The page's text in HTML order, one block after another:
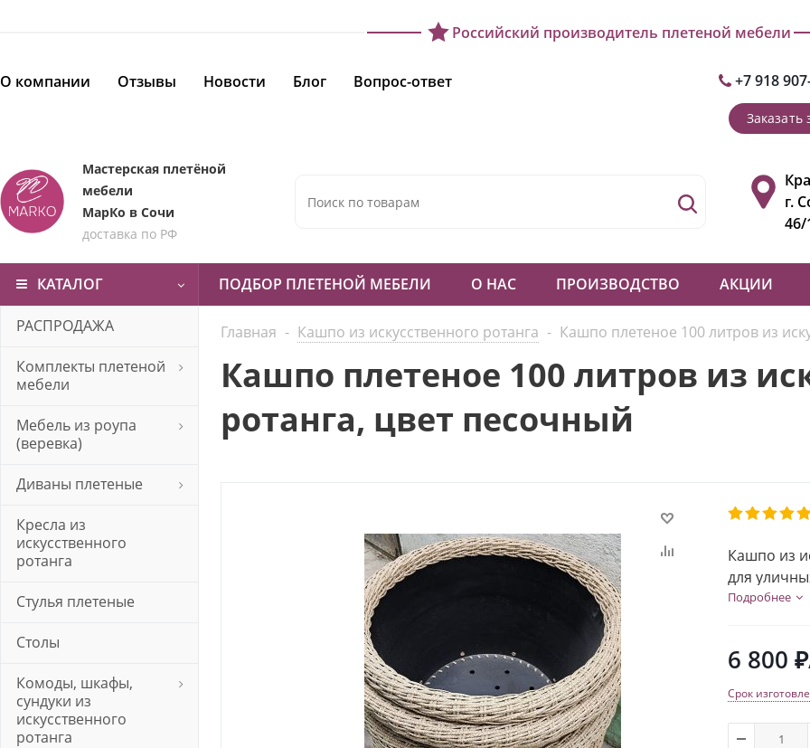
Российский производитель плетеной мебели
О компании Отзывы Новости Блог Вопрос-ответ +7 918
Заказать
Мастерская плетёной
мебели
МарКо в Сочи
доставка по РФ
г.
46/
КАТАЛОГ ПОДБОР ПЛЕТЕНОЙ МЕБЕЛИ О НАС ПРОИЗВОДСТВО АКЦИИ
РАСПРОДАЖА
Комплекты плетеной
мебели
Мебель из роупа
(веревка)
Диваны плетеные
Кресла из
искусственного
ротанга
Стулья плетеные
Столы
Комоды, шкафы,
сундуки из
искусственного
ротанга
Главная - Кашпо из искусственного ротанга - Кашпо плетеное 100 литров из
Кашпо плетеное 100 литров из
ротанга, цвет песочный
Кашпо из
для
Диаметр 67
Подробнее
6 800 ₽
Срок